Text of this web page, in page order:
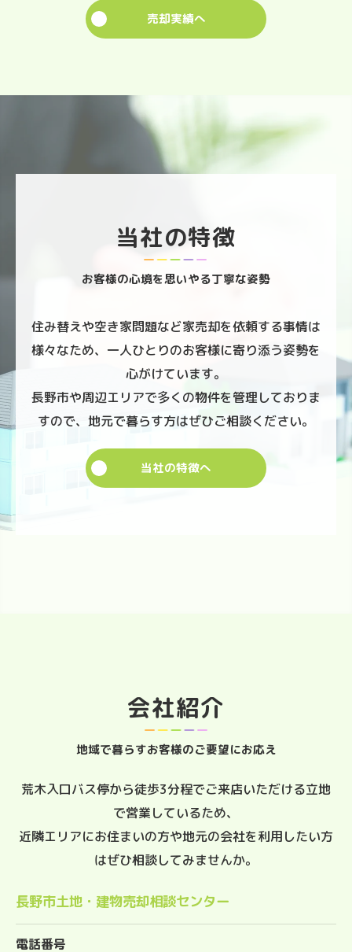
売却実績へ
お客様の心境を思いやる丁寧な姿勢
当社の特徴
住み替えや空き家問題など家売却を依頼する事情は
様々なため、一人ひとりのお客様に寄り添う姿勢を
心がけています。
長野市や周辺エリアで多くの物件を管理しておりま
すので、地元で暮らす方はぜひご相談ください。
当社の特徴へ
地域で暮らすお客様のご要望にお応え
会社紹介
荒木入口バス停から徒歩3分程でご来店いただける立地
で営業しているため、
近隣エリアにお住まいの方や地元の会社を利用したい方
はぜひ相談してみませんか。
長野市土地・建物売却相談センター
電話番号
お問い合わせはこちら